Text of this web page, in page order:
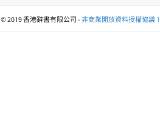
© 2019 香港辭書有限公司 -非商業開放資料授權協議